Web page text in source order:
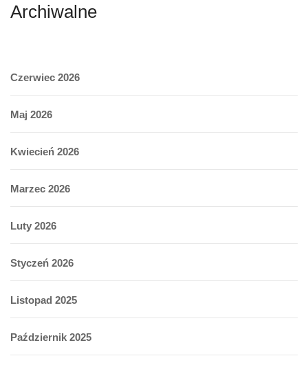
Archiwalne
Czerwiec 2026
Maj 2026
Kwiecień 2026
Marzec 2026
Luty 2026
Styczeń 2026
Listopad 2025
Październik 2025